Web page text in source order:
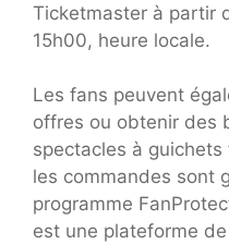
Ticketmaster à partir
15h00, heure locale.
Les fans peuvent
offres ou obtenir des
spectacles à
les commandes sont
programme
est une plateforme